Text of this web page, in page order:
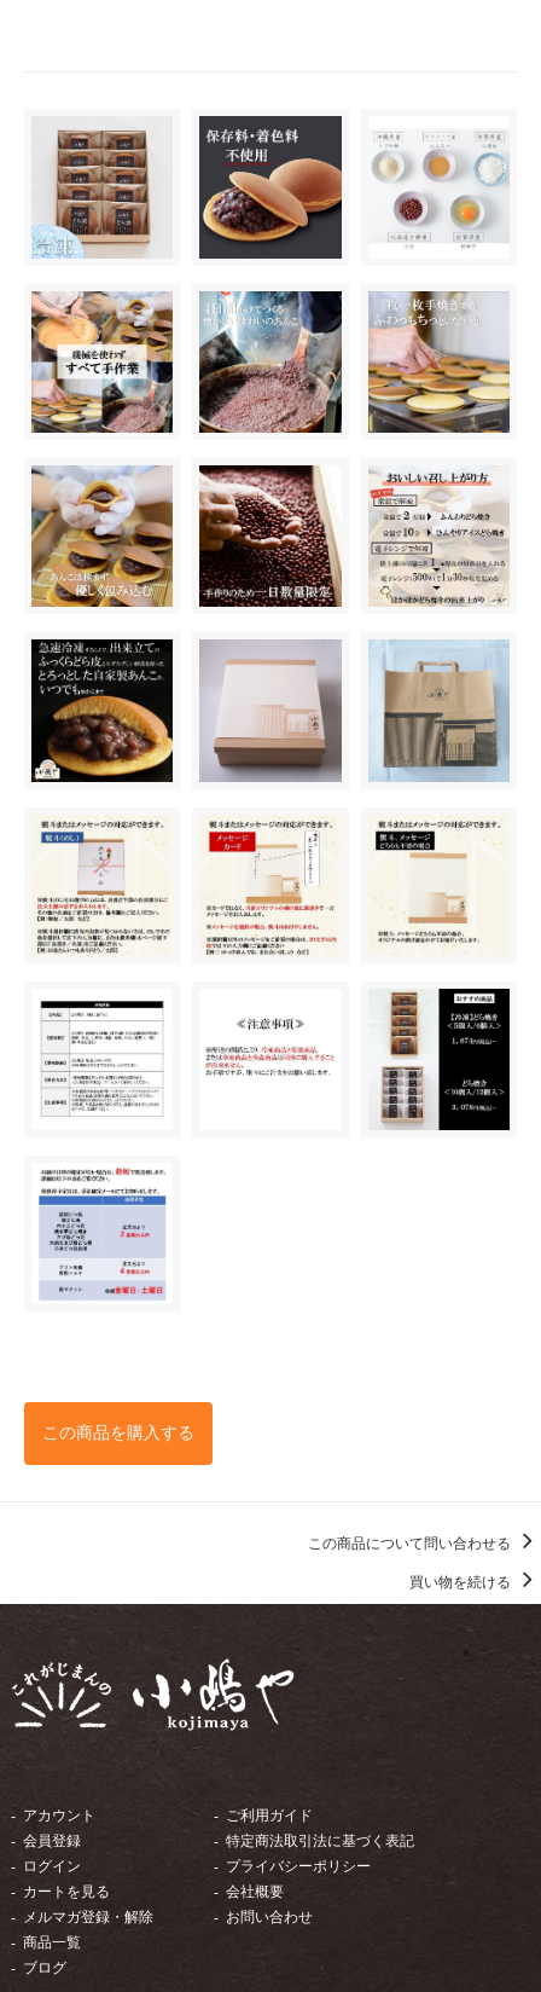
この商品を購入する
この商品について問い合わせる
買い物を続ける
アカウント
会員登録
ログイン
カートを見る
メルマガ登録・解除
商品一覧
ブログ
ご利用ガイド
特定商法取引法に基づく表記
プライバシーポリシー
会社概要
お問い合わせ